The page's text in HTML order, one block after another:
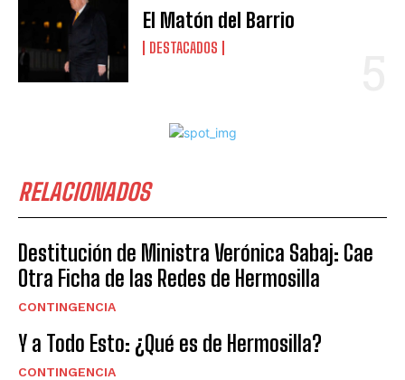
El Matón del Barrio
DESTACADOS
RELACIONADOS
Destitución de Ministra Verónica Sabaj: Cae
Otra Ficha de las Redes de Hermosilla
CONTINGENCIA
Y a Todo Esto: ¿Qué es de Hermosilla?
CONTINGENCIA